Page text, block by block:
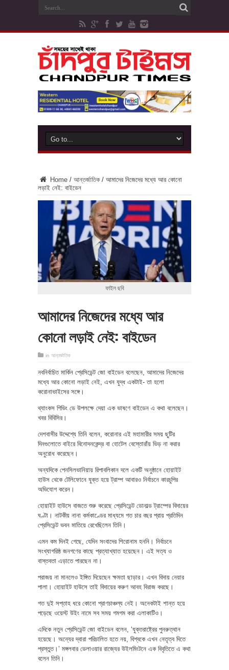
Home / আন্তর্জাতিক / আমাদের নিজেদের মধ্যে আর কোনো
লড়াই নেই: বাইডেন
ফাইল ছবি
আমাদের নিজেদের মধ্যে আর
কোনো লড়াই নেই: বাইডেন
in আন্তর্জাতিক
নবনির্বাচিত মার্কিন প্রেসিডেন্ট জো বাইডেন বলেছেন, আমাদের নিজেদের
মধ্যে আর কোনো লড়াই নেই, এখন যুদ্ধ একটাই- তা হলো
করোনাভাইসের সঙ্গে।
থ্যাংকস গিভিং ডে উপলক্ষে দেয়া এক ভাষণে বাইডেন এ কথা বলেছেন।
খবর বিবিসির।
দেশবাসীর উদ্দেশ্যে তিনি বলেন, করোনার এই মহামারীর সময় ছুটির
দিনগুলোতে বাইরে বিনোদনকেন্দ্র বা হোটেল বেস্তোরাঁয় ভিড় না করার
অনুরোধ করেছেন।
অন্যদিকে পেনসিলভানিয়ায় রিপাবলিকান দলে একটি অনুষ্ঠানে হোয়াইট
হাউস থেকে টেলিফোনে যুক্ত হয়ে ট্রাম্প আবারও নির্বাচনে কারচুপির
অভিযোগ করেন।
হোয়াইট হাউসে বাজতে শুরু করেছে প্রেসিডেন্ট ডোনাল্ড ট্রাম্পের বিদায়ের
ঘণ্টা। নাটকীয় নানা কর্মকাণ্ডের মাধ্যমে গত চার বছর প্রায় প্রতিদিন
প্রেসিডেন্ট ভবন মাতিয়ে রেখেছিলেন তিনি।
এমন কম দিনই গেছে, যেদিন সংবাদের শিরোনাম হননি। নির্বাচনে
সংখ্যাগরিষ্ঠ জনগণের কাছে প্রত্যাখ্যাত হয়েছেন। এই সত্য ও
বাস্তবতা এড়াতে পারছেন না।
পরাজয় না মানলেও ইঙ্গিত দিয়েছেন ক্ষমতা ছাড়ার। এখন বিদায় নেয়ার
পালা। হোয়াইট হাউসে তাই বিদায়ের করুণ আবহ বিরাজ করছে।
গত দুই সপ্তাহ ধরে কোনো প্রাণচাঞ্চল্য নেই। অনেকটাই শান্ত হয়ে
পড়েছে ওয়েস্ট উইং নামে সব সময় গমগম করা এলাকাটিও।
এদিকে নতুন প্রেসিডেন্ট জো বাইডেন বলেন, ‘যুক্তরাষ্ট্রের পুনরুত্থান
হয়েছে। অন্যের দ্বারা পরিচালিত হতে নয়, বিশ্বকে এখন নেতৃত্ব দিতে
প্রস্তুত।’ মঙ্গলবার ডেলাওয়ার রাজ্যের উইলমিংটনে এক বিবৃতিতে এ কথা
বলেন তিনি।